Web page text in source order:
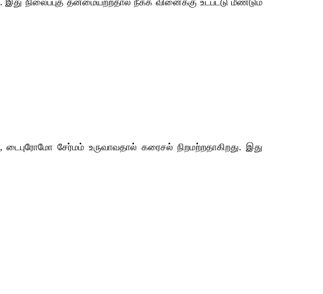
. இது நிலைப்புத் தன்மையற்றதால் நீக்க வினைக்கு உட்பட்டு மீண்டும்
, டைபுரோமோ சேர்மம் உருவாவதால் கரைசல் நிறமற்றதாகிறது. இது